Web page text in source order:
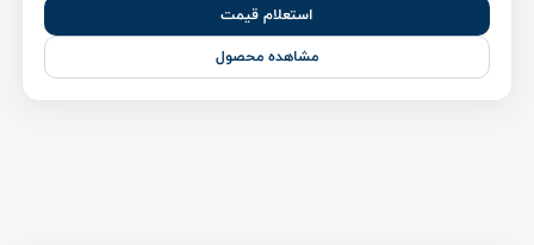
استعلام قیمت
مشاهده محصول